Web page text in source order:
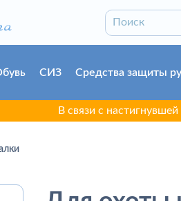
СИЗ Средства защиты
с настигнувшей г. Гродно